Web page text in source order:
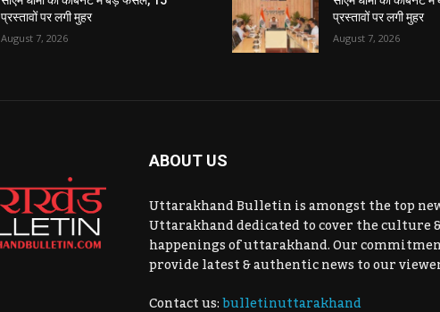
प्रस्तावों पर लगी मुहर
August 7, 2026
प्रस्तावों पर लगी मुहर
August 7, 2026
ABOUT US
Uttarakhand Bulletin is amongst the top
Uttarakhand dedicated to cover the culture
happenings of uttarakhand. Our
provide latest & authentic news to our
Contact us:bulletinuttarakhand